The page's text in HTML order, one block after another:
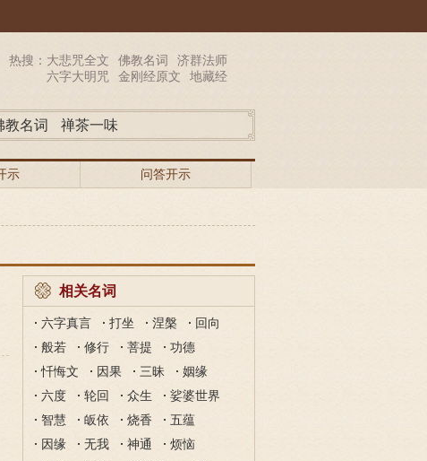
热搜： 大悲咒全文 佛教名词
济群法师
六字大明咒
金刚经原文 地藏经
教名词 禅茶一味
示 问答开示
相关名词
六字真言 打坐 涅槃
回向
般若
修行 菩提
功德
忏悔文
因果 三昧
姻缘
六度
轮回 众生
娑婆世界
智慧
皈依 烧香
五蕴
因缘
无我 神通
烦恼